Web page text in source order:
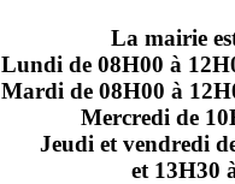
La mairie
Lundi de 08H00 à
Mardi de 08H00 à
Mercredi de
Jeudi et vendredi
et 13H30